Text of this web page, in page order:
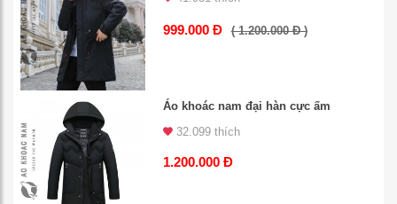
999.000 Đ ( 1.200.000 Đ )
Áo khoác nam đại hàn cực ấm
32.099 thích
1.200.000 Đ